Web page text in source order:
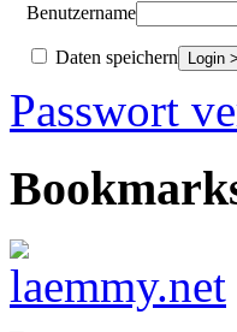
Benutzername
Daten speichern
Passwort